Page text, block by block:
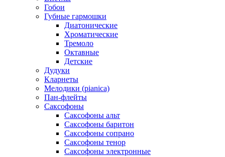
Гобои
Губные гармошки
Диатонические
Хроматические
Тремоло
Октавные
Детские
Дудуки
Кларнеты
Мелодики (pianica)
Пан-флейты
Саксофоны
Саксофоны альт
Саксофоны баритон
Саксофоны сопрано
Саксофоны тенор
Саксофоны электронные